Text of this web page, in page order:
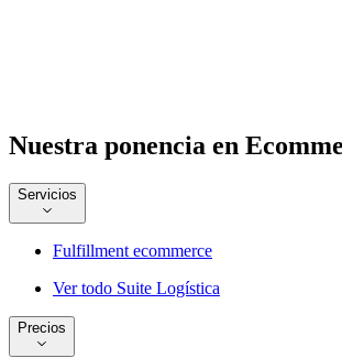
Nuestra ponencia en
Servicios
Fulfillment ecommerce
Ver todo Suite Logística
Precios